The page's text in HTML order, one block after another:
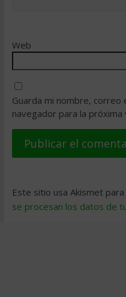
Web
Guarda mi nombre,
navegador para la
Este sitio usa Akismet
se procesan los datos de